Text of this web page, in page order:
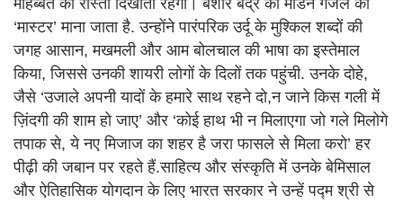
मोहब्बत का रास्ता दिखाती रहेंगी। बशीर बद्र को मॉडर्न गजल का
‘मास्टर’ माना जाता है. उन्होंने पारंपरिक उर्दू के मुश्किल शब्दों की
जगह आसान, मखमली और आम बोलचाल की भाषा का इस्तेमाल
किया, जिससे उनकी शायरी लोगों के दिलों तक पहुंची. उनके दोहे,
जैसे ‘उजाले अपनी यादों के हमारे साथ रहने दो,न जाने किस गली में
ज़िंदगी की शाम हो जाए’ और ‘कोई हाथ भी न मिलाएगा जो गले मिलोगे
तपाक से, ये नए मिजाज का शहर है जरा फासले से मिला करो’ हर
पीढ़ी की जबान पर रहते हैं.साहित्य और संस्कृति में उनके बेमिसाल
और ऐतिहासिक योगदान के लिए भारत सरकार ने उन्हें पद्म श्री से